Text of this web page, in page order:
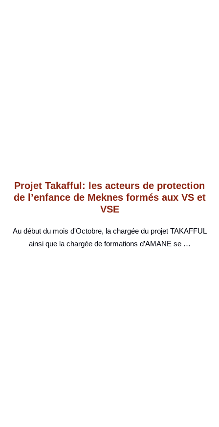
Projet Takafful: les acteurs de protection
de l’enfance de Meknes formés aux VS et
VSE
Au début du mois d'Octobre, la chargée du projet TAKAFFUL
ainsi que la chargée de formations d’AMANE se …